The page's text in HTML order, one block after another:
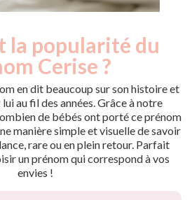
la popularité du
Cerise ?
en dit beaucoup sur son histoire et
au fil des années. Grâce à notre
de bébés ont porté ce prénom
manière simple et visuelle de savoir
rare ou en plein retour. Parfait
un prénom qui correspond à vos
envies !